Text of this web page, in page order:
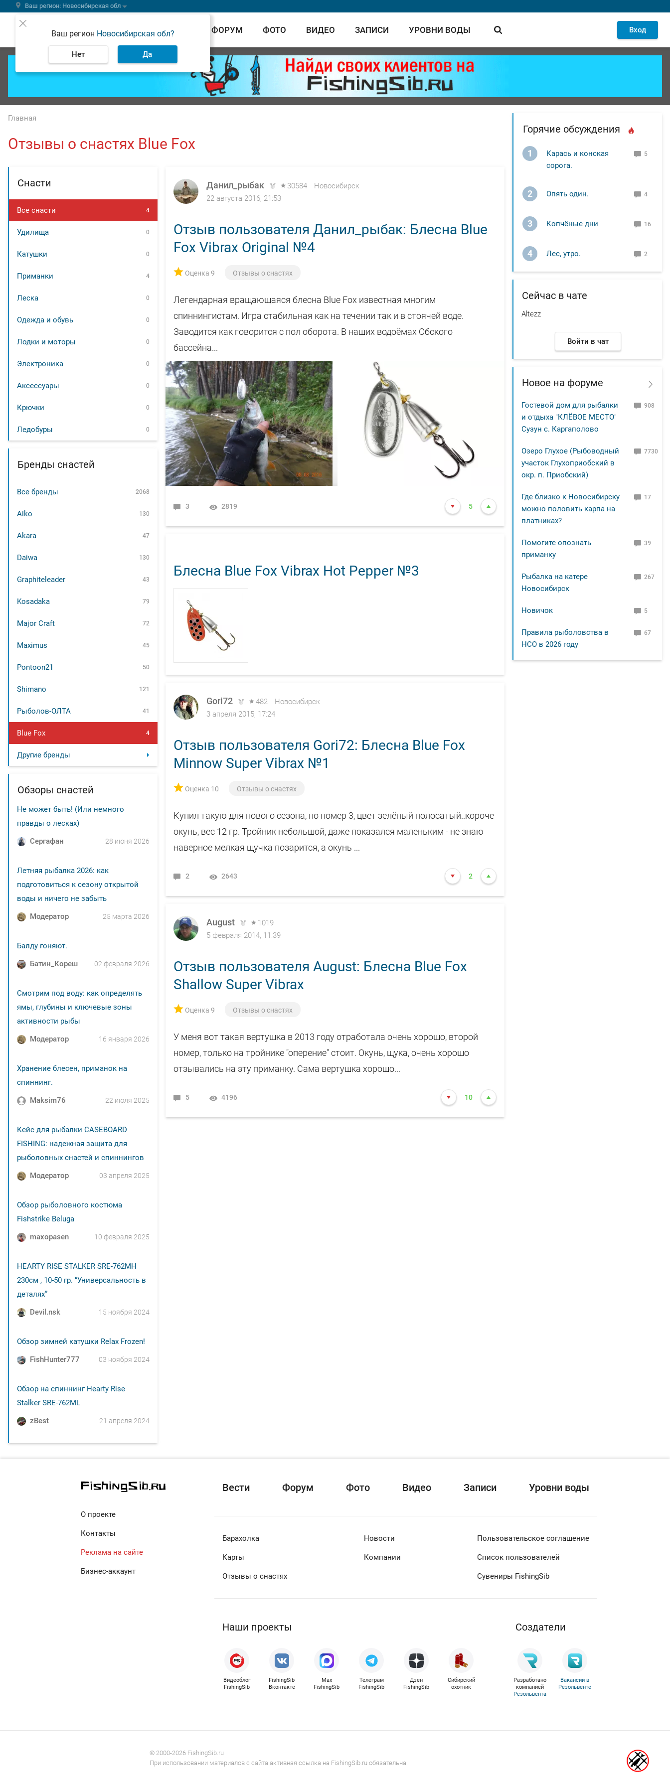
Ваш регион: Новосибирская обл
Ваш регион Новосибирская обл?
Нет Да
ВЕСТИ ФОРУМ ФОТО ВИДЕО ЗАПИСИ УРОВНИ ВОДЫ Вход
Главная
Отзывы о снастях Blue Fox
Снасти
Все снасти 4
Удилища 0
Катушки 0
Приманки 4
Леска 0
Одежда и обувь 0
Лодки и моторы 0
Электроника 0
Аксессуары 0
Крючки 0
Ледобуры 0
Бренды снастей
Все бренды 2068
Aiko 130
Akara 47
Daiwa 130
Graphiteleader 43
Kosadaka 79
Major Craft 72
Maximus 45
Pontoon21 50
Shimano 121
Рыболов-ОЛТА 41
Blue Fox 4
Другие бренды
Обзоры снастей
Не может быть! (Или немного
правды о лесках)
Сергафан
28 июня 2026
Летняя рыбалка 2026: как
подготовиться к сезону открытой
воды и ничего не забыть
Модератор
25 марта 2026
Балду гоняют.
Батин_Кореш
02 февраля 2026
Смотрим под воду: как определять
ямы, глубины и ключевые зоны
активности рыбы
Модератор
16 января 2026
Хранение блесен, приманок на
спиннинг.
Maksim76
22 июля 2025
Кейс для рыбалки CASEBOARD
FISHING: надежная защита для
рыболовных снастей и спиннингов
Модератор
03 апреля 2025
Обзор рыболовного костюма
Fishstrike Beluga
maxopasen
10 февраля 2025
HEARTY RISE STALKER SRE-762MH
230см , 10-50 гр. “Универсальность в
деталях”
Devil.nsk
15 ноября 2024
Обзор зимней катушки Relax Frozen!
FishHunter777
03 ноября 2024
Обзор на спиннинг Hearty Rise
Stalker SRE-762ML
zBest
21 апреля 2024
Данил_рыбак 30584
Новосибирск
22 августа 2016, 21:53
Отзыв пользователя Данил_рыбак: Блесна Blue
Fox Vibrax Original №4
Оценка 9 Отзывы о снастях
Легендарная вращающаяся блесна Blue Fox известная многим
спиннингистам. Игра стабильная как на течении так и в стоячей воде.
Заводится как говорится с пол оборота. В наших водоёмах Обского
бассейна...
3 2819 5
Блесна Blue Fox Vibrax Hot Pepper №3
Gori72 482
Новосибирск
3 апреля 2015, 17:24
Отзыв пользователя Gori72: Блесна Blue Fox
Minnow Super Vibrax №1
Оценка 10 Отзывы о снастях
Купил такую для нового сезона, но номер 3, цвет зелёный полосатый..короче
окунь, вес 12 гр. Тройник небольшой, даже показался маленьким - не знаю
наверное мелкая щучка позарится, а окунь ...
2 2643 2
August
1019
5 февраля 2014, 11:39
Отзыв пользователя August: Блесна Blue Fox
Shallow Super Vibrax
Оценка 9 Отзывы о снастях
У меня вот такая вертушка в 2013 году отработала очень хорошо, второй
номер, только на тройнике "оперение" стоит. Окунь, щука, очень хорошо
отзывались на эту приманку. Сама вертушка хорошо...
5 4196 10
Горячие обсуждения
1
Карась и конская
сорога.
5
2 Опять один. 4
3 Копчёные дни 16
4 Лес, утро. 2
Сейчас в чате
Altezz
Войти в чат
Новое на форуме
Гостевой дом для рыбалки
и отдыха "КЛЁВОЕ МЕСТО"
Сузун с. Каргаполово
908
Озеро Глухое (Рыбоводный
участок Глухоприобский в
окр. п. Приобский)
7730
Где близко к Новосибирску
можно половить карпа на
платниках?
17
Помогите опознать
приманку
39
Рыбалка на катере
Новосибирск
267
Новичок 5
Правила рыболовства в
НСО в 2026 году
67
О проекте
Контакты
Реклама на сайте
Бизнес-аккаунт
Вести Форум Фото Видео Записи Уровни воды
Барахолка
Карты
Отзывы о снастях
Новости
Компании
Пользовательское соглашение
Список пользователей
Сувениры FishingSib
Наши проекты
Видеоблог
FishingSib
FishingSib
Вконтакте
Max
FishingSib
Телеграм
FishingSib
Дзен
FishingSib
Сибирский
охотник
Cоздатели
Разработано
компанией
Резольвента
Вакансии в
Резольвенте
© 2000-2026 FishingSib.ru
При использовании материалов с сайта активная ссылка на FishingSib.ru обязательна.